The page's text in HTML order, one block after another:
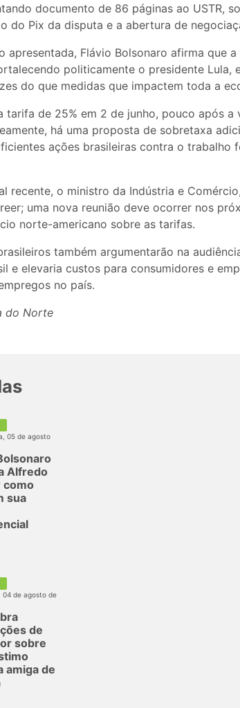
documento de 86 páginas ao USTR,
do Pix da disputa e a abertura de
apresentada, Flávio Bolsonaro afirma que
politicamente o presidente Lula,
do que medidas que impactem toda a
tarifa de 25% em 2 de junho, pouco após
há uma proposta de sobretaxa
ações brasileiras contra o trabalho
recente, o ministro da Indústria e
uma nova reunião deve ocorrer nos
norte-americano sobre as tarifas.
também argumentarão na
e elevaria custos para consumidores e
no país.
do Norte
05 de agosto
Alfredo
como
sua
de agosto de
de
sobre
amiga de